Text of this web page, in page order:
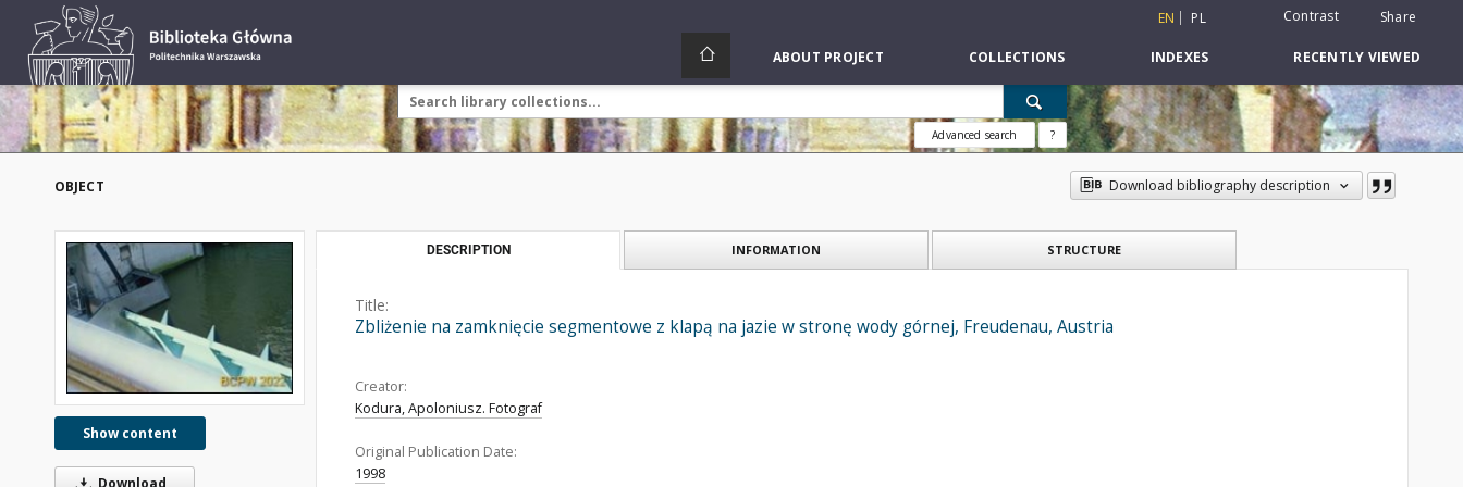
EN PL Contrast Share
ABOUT PROJECT COLLECTIONS INDEXES RECENTLY VIEWED
Advanced search ?
OBJECT Download bibliography description
Show content
Download
DESCRIPTION INFORMATION STRUCTURE
Title:
Zbliżenie na zamknięcie segmentowe z klapą na jazie w stronę wody górnej, Freudenau, Austria
Creator:
Kodura, Apoloniusz. Fotograf
Original Publication Date:
1998